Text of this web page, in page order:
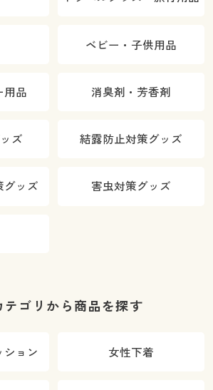
ベビー・子供用品
用品 消臭剤・芳香剤
ズ 結露防止対策グッズ
グッズ 害虫対策グッズ
テゴリから商品を探す
ション 女性下着